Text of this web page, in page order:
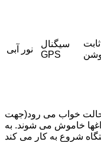
نور آبی
سیگنال
GPS
ثابت
حدود 3دقیقه به حالت خواب می رود(جهت
خاموش می شوند. به
شروع به کار می کند